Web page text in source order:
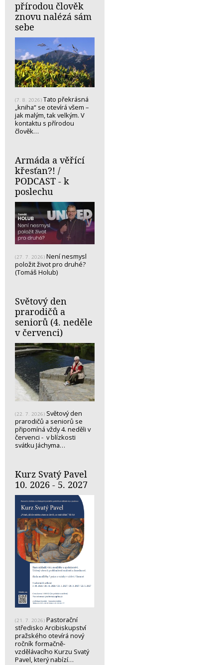
přírodou člověk
znovu nalézá sám
sebe
(7. 8. 2026) Tato překrásná
„kniha“ se otevírá všem –
jak malým, tak velkým. V
kontaktu s přírodou
člověk…
Armáda a věřící
křesťan?! /
PODCAST - k
poslechu
(27. 7. 2026) Není nesmysl
položit život pro druhé?
(Tomáš Holub)
Světový den
prarodičů a
seniorů (4. neděle
v červenci)
(22. 7. 2026) Světový den
prarodičů a seniorů se
připomíná vždy 4. neděli v
červenci - v blízkosti
svátku Jáchyma…
Kurz Svatý Pavel
10. 2026 - 5. 2027
(21. 7. 2026) Pastorační
středisko Arcibiskupství
pražského otevírá nový
ročník formačně-
vzdělávacího Kurzu Svatý
Pavel, který nabízí…